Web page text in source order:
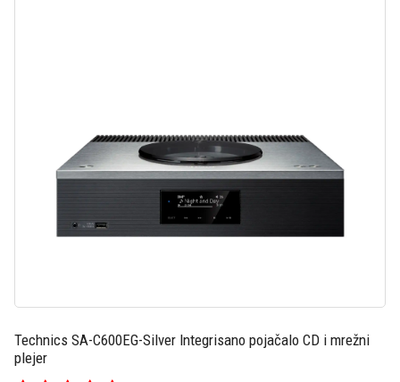
Technics SA-C600EG-Silver Integrisano pojačalo CD i mrežni
plejer